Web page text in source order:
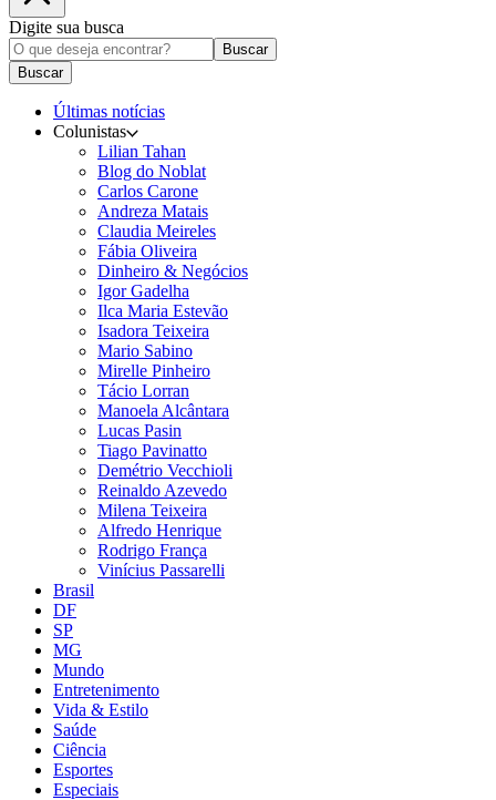
Digite sua busca
Buscar
Buscar
Últimas notícias
Colunistas
Lilian Tahan
Blog do Noblat
Carlos Carone
Andreza Matais
Claudia Meireles
Fábia Oliveira
Dinheiro & Negócios
Igor Gadelha
Ilca Maria Estevão
Isadora Teixeira
Mario Sabino
Mirelle Pinheiro
Tácio Lorran
Manoela Alcântara
Lucas Pasin
Tiago Pavinatto
Demétrio Vecchioli
Reinaldo Azevedo
Milena Teixeira
Alfredo Henrique
Rodrigo França
Vinícius Passarelli
Brasil
DF
SP
MG
Mundo
Entretenimento
Vida & Estilo
Saúde
Ciência
Esportes
Especiais